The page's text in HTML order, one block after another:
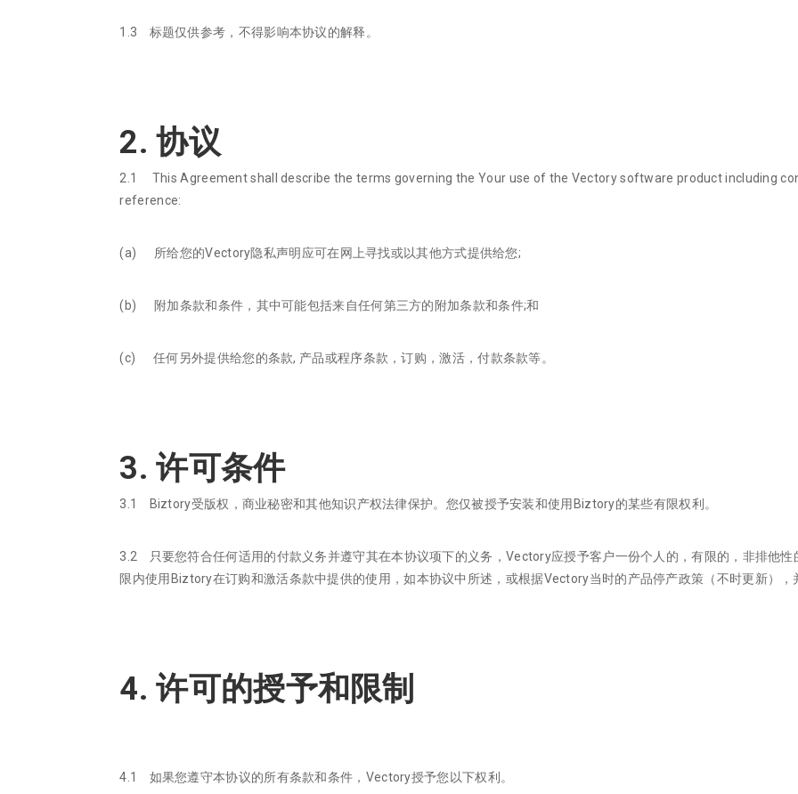
1.3 标题仅供参考，不得影响本协议的解释。
2. 协议
2.1 This Agreement shall describe the terms governing the Your use of the Vectory software product including
reference:
(a) 所给您的Vectory隐私声明应可在网上寻找或以其他方式提供给您;
(b) 附加条款和条件，其中可能包括来自任何第三方的附加条款和条件;和
(c) 任何另外提供给您的条款, 产品或程序条款，订购，激活，付款条款等。
3. 许可条件
3.1 Biztory受版权，商业秘密和其他知识产权法律保护。您仅被授予安装和使用Biztory的某些有限权利。
3.2 只要您符合任何适用的付款义务并遵守其在本协议项下的义务，Vectory应授予客户一份个人的，有限的，非排他
限内使用Biztory在订购和激活条款中提供的使用，如本协议中所述，或根据Vectory当时的产品停产政策（不时更新），
4. 许可的授予和限制
4.1 如果您遵守本协议的所有条款和条件，Vectory授予您以下权利。